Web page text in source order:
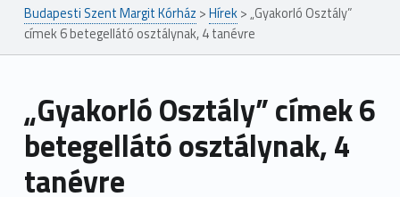
Budapesti Szent Margit Kórház >Hírek>„Gyakorló Osztály”
címek 6 betegellátó osztálynak, 4 tanévre
„Gyakorló Osztály” címek 6
betegellátó osztálynak, 4
tanévre